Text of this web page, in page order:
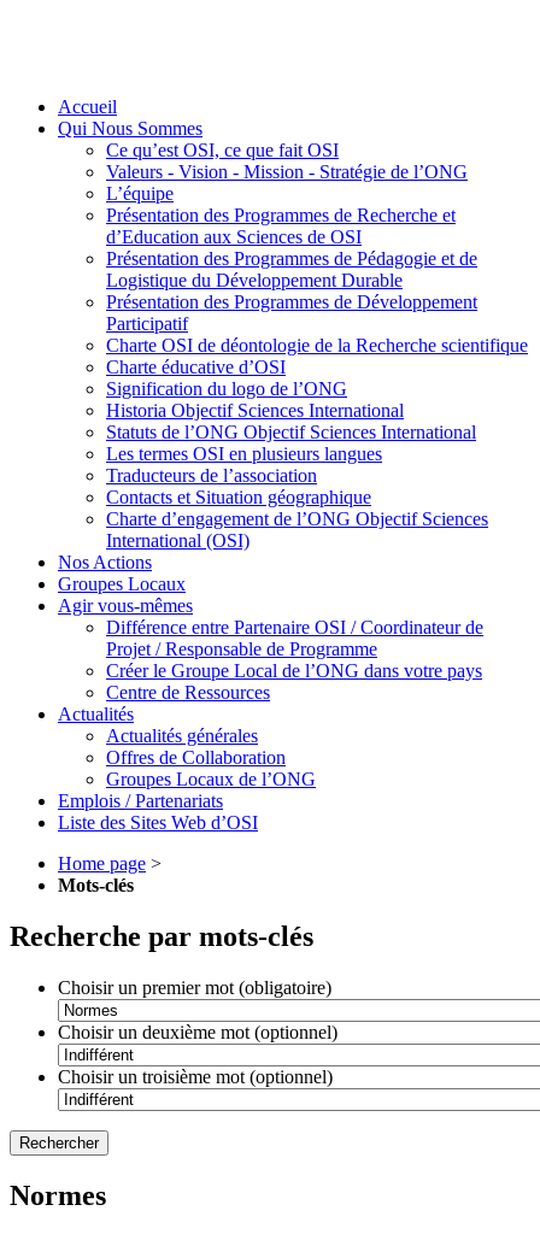
Accueil
Qui Nous Sommes
Ce qu’est OSI, ce que fait OSI
Valeurs - Vision - Mission - Stratégie de l’ONG
L’équipe
Présentation des Programmes de Recherche et
d’Education aux Sciences de OSI
Présentation des Programmes de Pédagogie et de
Logistique du Développement Durable
Présentation des Programmes de Développement
Participatif
Charte OSI de déontologie de la Recherche scientifique
Charte éducative d’OSI
Signification du logo de l’ONG
Historia Objectif Sciences International
Statuts de l’ONG Objectif Sciences International
Les termes OSI en plusieurs langues
Traducteurs de l’association
Contacts et Situation géographique
Charte d’engagement de l’ONG Objectif Sciences
International (OSI)
Nos Actions
Groupes Locaux
Agir vous-mêmes
Différence entre Partenaire OSI / Coordinateur de
Projet / Responsable de Programme
Créer le Groupe Local de l’ONG dans votre pays
Centre de Ressources
Actualités
Actualités générales
Offres de Collaboration
Groupes Locaux de l’ONG
Emplois / Partenariats
Liste des Sites Web d’OSI
Home page >
Mots-clés
Recherche par mots-clés
Choisir un premier mot (obligatoire)
Choisir un deuxième mot (optionnel)
Choisir un troisième mot (optionnel)
Normes